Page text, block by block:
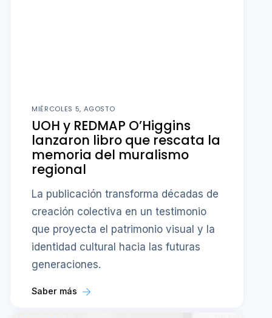
MIÉRCOLES 5, AGOSTO
UOH y REDMAP O’Higgins
lanzaron libro que rescata la
memoria del muralismo
regional
La publicación transforma décadas de
creación colectiva en un testimonio
que proyecta el patrimonio visual y la
identidad cultural hacia las futuras
generaciones.
Saber más